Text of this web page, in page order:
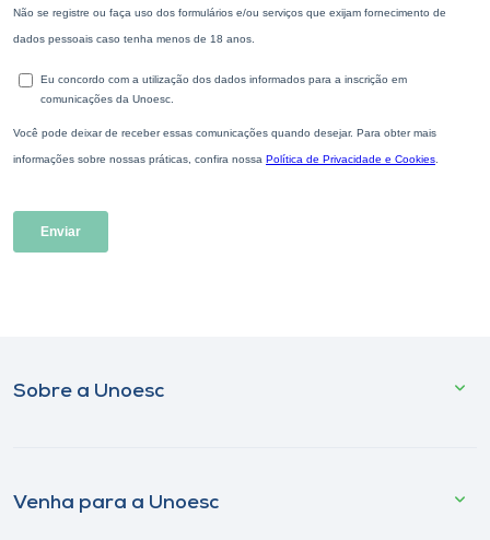
Sobre a Unoesc
Venha para a Unoesc